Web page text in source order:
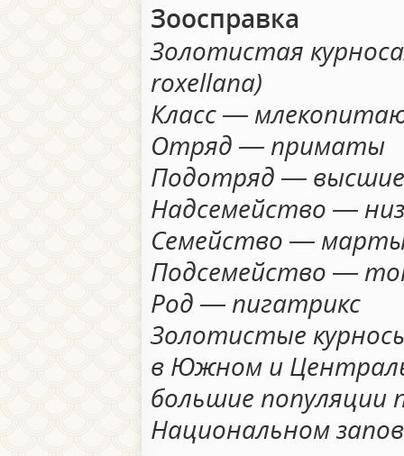
Зоосправка
Золотистая
roxellana)
Класс —
Отряд — приматы
Подотряд —
Надсемейство —
Семейство —
Подсемейство —
Род — пигатрикс
Золотистые
в Южном и
большие
Национальном